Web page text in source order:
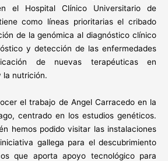
el Hospital Clínico Universitario de
como líneas prioritarias el cribado
de la genómica al diagnóstico clínico
y detección de las enfermedades
de nuevas terapéuticas en
la nutrición.
el trabajo de Angel Carracedo en la
centrado en los estudios genéticos.
hemos podido visitar las instalaciones
gallega para el descubrimiento
que aporta apoyo tecnológico para